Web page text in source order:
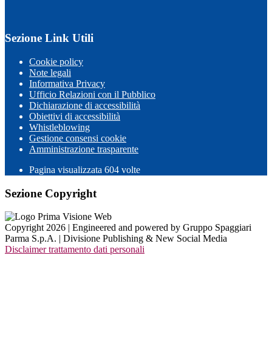
Sezione Link Utili
Cookie policy
Note legali
Informativa Privacy
Ufficio Relazioni con il Pubblico
Dichiarazione di accessibilità
Obiettivi di accessibilità
Whistleblowing
Gestione consensi cookie
Amministrazione trasparente
Pagina visualizzata 604 volte
Sezione Copyright
Copyright 2026 | Engineered and powered by Gruppo Spaggiari
Parma S.p.A. | Divisione Publishing & New Social Media
Disclaimer trattamento dati personali